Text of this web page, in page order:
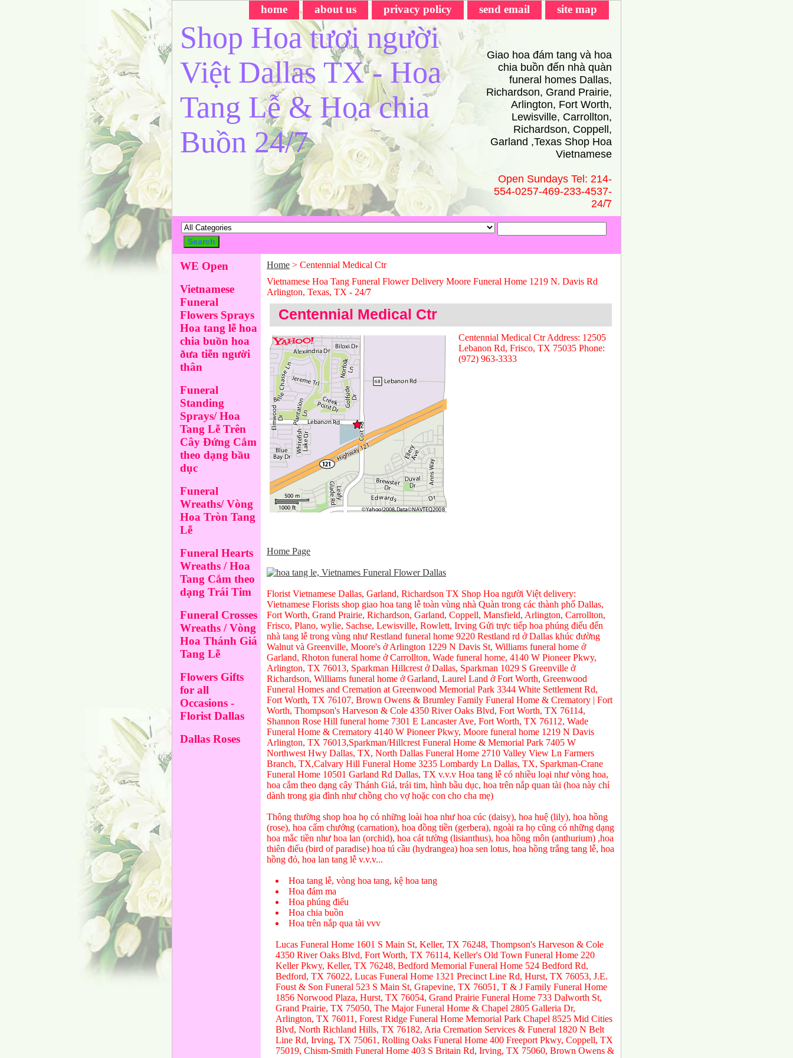
home about us privacy policy send email site map
Shop Hoa tươi người
Việt Dallas TX - Hoa
Tang Lễ & Hoa chia
Buồn 24/7
Giao hoa đám tang và hoa
chia buồn đến nhà quàn
funeral homes Dallas,
Richardson, Grand Prairie,
Arlington, Fort Worth,
Lewisville, Carrollton,
Richardson, Coppell,
Garland ,Texas Shop Hoa
Vietnamese
Open Sundays Tel: 214-
554-0257-469-233-4537-
24/̃7
Home > Centennial Medical Ctr
Vietnamese Hoa Tang Funeral Flower Delivery Moore Funeral Home 1219 N. Davis Rd
Arlington, Texas, TX - 24/̃7
Centennial Medical Ctr
Centennial Medical Ctr Address: 12505
Lebanon Rd, Frisco, TX 75035 Phone:
(972) 963-3333
Home Page
Florist Vietnamese Dallas, Garland, Richardson TX Shop Hoa người Việt delivery:
Vietnamese Florists shop giao hoa tang lễ toàn vùng nhà Quàn trong các thành phố Dallas,
Fort Worth, Grand Prairie, Richardson, Garland, Coppell, Mansfield, Arlington, Carrollton,
Frisco, Plano, wylie, Sachse, Lewisville, Rowlett, Irving Gửi trực tiếp hoa phúng điếu đến
nhà tang lễ trong vùng như Restland funeral home 9220 Restland rd ở Dallas khúc đường
Walnut và Greenville, Moore's ở Arlington 1229 N Davis St, Williams funeral home ở
Garland, Rhoton funeral home ở Carrollton, Wade funeral home, 4140 W Pioneer Pkwy,
Arlington, TX 76013, Sparkman Hillcrest ở Dallas, Sparkman 1029 S Greenville ở
Richardson, Williams funeral home ở Garland, Laurel Land ở Fort Worth, Greenwood
Funeral Homes and Cremation at Greenwood Memorial Park 3344 White Settlement Rd,
Fort Worth, TX 76107, Brown Owens & Brumley Family Funeral Home & Crematory | Fort
Worth, Thompson's Harveson & Cole 4350 River Oaks Blvd, Fort Worth, TX 76114,
Shannon Rose Hill funeral home 7301 E Lancaster Ave, Fort Worth, TX 76112, Wade
Funeral Home & Crematory 4140 W Pioneer Pkwy, Moore funeral home 1219 N Davis
Arlington, TX 76013,Sparkman/Hillcrest Funeral Home & Memorial Park 7405 W
Northwest Hwy Dallas, TX, North Dallas Funeral Home 2710 Valley View Ln Farmers
Branch, TX,Calvary Hill Funeral Home 3235 Lombardy Ln Dallas, TX, Sparkman-Crane
Funeral Home 10501 Garland Rd Dallas, TX v.v.v Hoa tang lễ có nhiều loại như vòng hoa,
hoa cắm theo dạng cây Thánh Giá, trái tim, hình bầu dục, hoa trên nắp quan tài (hoa này chỉ
dành trong gia đình như chồng cho vợ hoặc con cho cha mẹ)
Thông thường shop hoa họ có những loài hoa như hoa cúc (daisy), hoa huệ (lily), hoa hồng
(rose), hoa cẩm chướng (carnation), hoa đồng tiền (gerbera), ngoài ra họ cũng có những dạng
hoa mắc tiền như hoa lan (orchid), hoa cát tường (lisianthus), hoa hồng môn (anthurium) ,hoa
thiên điểu (bird of paradise) hoa tú cầu (hydrangea) hoa sen lotus, hoa hồng trắng tang lễ, hoa
hồng đỏ, hoa lan tang lễ v.v.v...
Hoa tang lễ, vòng hoa tang, kệ hoa tang
Hoa đám ma
Hoa phúng điếu
Hoa chia buồn
Hoa trên nắp qua tài vvv
Lucas Funeral Home 1601 S Main St, Keller, TX 76248, Thompson's Harveson & Cole
4350 River Oaks Blvd, Fort Worth, TX 76114, Keller's Old Town Funeral Home 220
Keller Pkwy, Keller, TX 76248, Bedford Memorial Funeral Home 524 Bedford Rd,
Bedford, TX 76022, Lucas Funeral Home 1321 Precinct Line Rd, Hurst, TX 76053, J.E.
Foust & Son Funeral 523 S Main St, Grapevine, TX 76051, T & J Family Funeral Home
1856 Norwood Plaza, Hurst, TX 76054, Grand Prairie Funeral Home 733 Dalworth St,
Grand Prairie, TX 75050, The Major Funeral Home & Chapel 2805 Galleria Dr,
Arlington, TX 76011, Forest Ridge Funeral Home Memorial Park Chapel 8525 Mid Cities
Blvd, North Richland Hills, TX 76182, Aria Cremation Services & Funeral 1820 N Belt
Line Rd, Irving, TX 75061, Rolling Oaks Funeral Home 400 Freeport Pkwy, Coppell, TX
75019, Chism-Smith Funeral Home 403 S Britain Rd, Irving, TX 75060, Brown Owens &
WE Open
Vietnamese
Funeral
Flowers Sprays
Hoa tang lễ hoa
chia buồn hoa
ðưa tiễn người
thân
Funeral
Standing
Sprays/ Hoa
Tang Lễ Trên
Cây Đứng Cắm
theo dạng bầu
dục
Funeral
Wreaths/ Vòng
Hoa Tròn Tang
Lễ
Funeral Hearts
Wreaths / Hoa
Tang Cắm theo
dạng Trái Tim
Funeral Crosses
Wreaths / Vòng
Hoa Thánh Giá
Tang Lễ
Flowers Gifts
for all
Occasions -
Florist Dallas
Dallas Roses